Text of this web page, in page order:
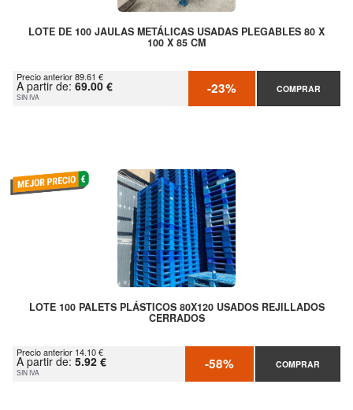
LOTE DE 100 JAULAS METÁLICAS USADAS PLEGABLES 80 X
100 X 85 CM
Precio anterior 89.61 €
A partir de: 69.00 €
SIN IVA -23% COMPRAR
LOTE 100 PALETS PLÁSTICOS 80X120 USADOS REJILLADOS
CERRADOS
Precio anterior 14.10 €
A partir de: 5.92 €
SIN IVA -58% COMPRAR